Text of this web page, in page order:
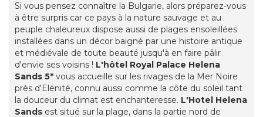
Si vous pensez connaître la Bulgarie, alors préparez-vous
à être surpris car ce pays à la nature sauvage et au
peuple chaleureux dispose aussi de plages ensoleillées
installées dans un décor baigné par une histoire antique
et médiévale de toute beauté jusqu'à en faire pâlir
d'envie ses voisins ! L'hôtel Royal Palace Helena
Sands 5* vous accueille sur les rivages de la Mer Noire
près d'Elénité, connu aussi comme la côte du soleil tant
la douceur du climat est enchanteresse. L'Hotel Helena
Sands est situé sur la plage, dans la partie nord de